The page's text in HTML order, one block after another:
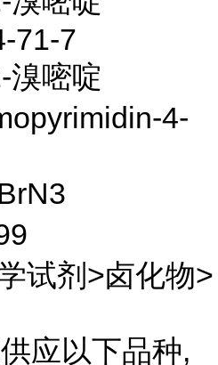
71-7
溴嘧啶
4-
试剂>卤化物>
应以下品种,